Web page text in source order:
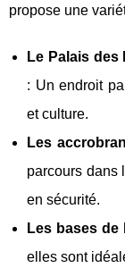
propose une
Le Palais
: Un endroit
et culture.
Les
parcours dans
en sécurité.
Les bases de
elles sont